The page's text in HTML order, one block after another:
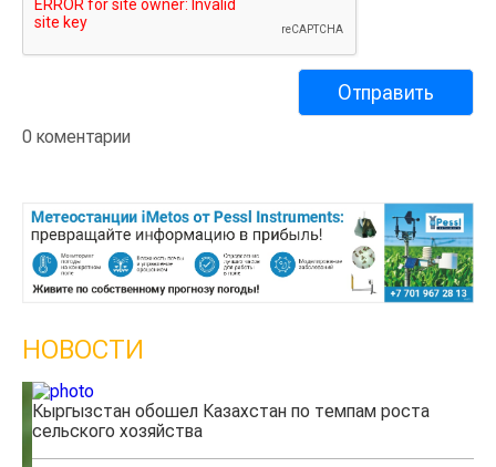
0 коментарии
НОВОСТИ
Кыргызстан обошел Казахстан по темпам роста
сельского хозяйства